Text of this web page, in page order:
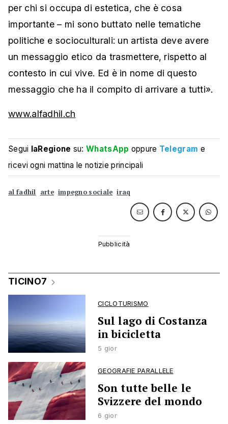
per chi si occupa di estetica, che è cosa
importante – mi sono buttato nelle tematiche
politiche e socioculturali: un artista deve avere
un messaggio etico da trasmettere, rispetto al
contesto in cui vive. Ed è in nome di questo
messaggio che ha il compito di arrivare a tutti».
www.alfadhil.ch
Segui laRegione su:WhatsApp oppure Telegram e
ricevi ogni mattina le notizie principali
al fadhil arte impegno sociale iraq
TICINO7
CICLOTURISMO
Sul lago di Costanza
in bicicletta
5 gior
GEOGRAFIE PARALLELE
Son tutte belle le
Svizzere del mondo
6 gior